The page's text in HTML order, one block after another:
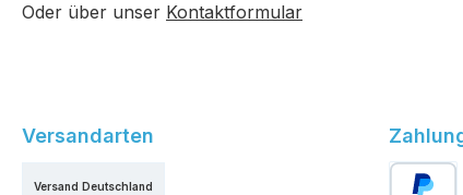
Oder über unser Kontaktformular
Versandarten
Versand Deutschland